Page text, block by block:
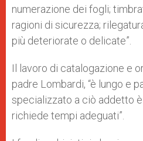
numerazione dei fogli;
ragioni di sicurezza;
più deteriorate o delicate”.
Il lavoro di catalogazione e
padre Lombardi, “è lungo e
specializzato a ciò addetto
richiede tempi adeguati”.